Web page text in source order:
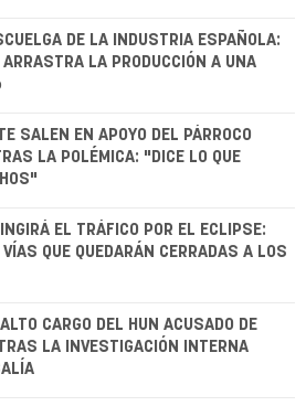
DE LA INDUSTRIA ESPAÑOLA:
ARRASTRA LA PRODUCCIÓN A UNA
SALEN EN APOYO DEL PÁRROCO
LA POLÉMICA: "DICE LO QUE
EL TRÁFICO POR EL ECLIPSE:
QUE QUEDARÁN CERRADAS A LOS
CARGO DEL HUN ACUSADO DE
LA INVESTIGACIÓN INTERNA